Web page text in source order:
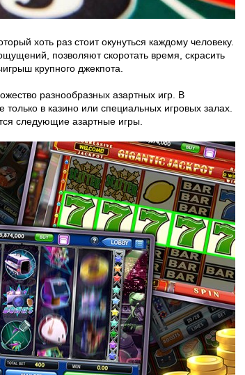
хоть раз стоит окунуться каждому человеку.
позволяют скоротать время, скрасить
крупного джекпота.
разнообразных азартных игр. В
в казино или специальных игровых залах.
следующие азартные игры.